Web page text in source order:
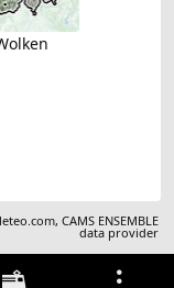
,CAMS ENSEMBLE
data provider